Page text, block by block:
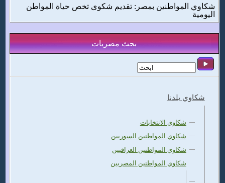
شكاوي المواطنين بمصر: تقديم شكوى تخص حياة المواطن
اليومية
بحث مصريات
شكاوي بلدنا
شكاوي الانتخابات
شكاوي المواطنين السوريين
شكاوي المواطنين العراقيين
شكاوي المواطنين المصريين